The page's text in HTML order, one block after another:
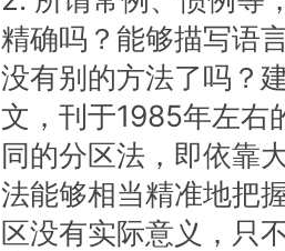
精确吗？能够描写语
没有别的方法了吗？
文，刊于1985年左右
同的分区法，即依靠
法能够相当精准地把
区没有实际意义，只